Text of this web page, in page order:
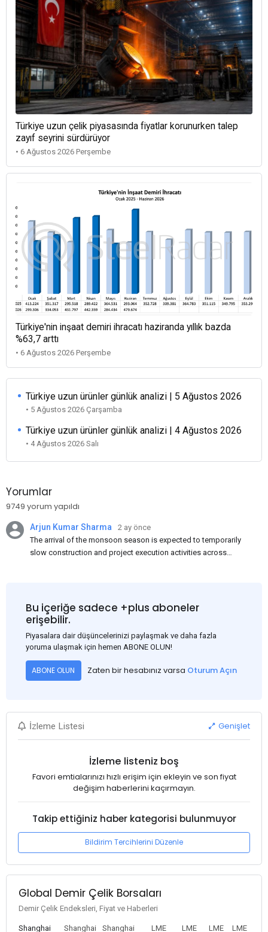
Türkiye uzun çelik piyasasında fiyatlar korunurken talep
zayıf seyrini sürdürüyor
• 6 Ağustos 2026 Perşembe
Türkiye'nin inşaat demiri ihracatı haziranda yıllık bazda
%63,7 arttı
• 6 Ağustos 2026 Perşembe
Türkiye uzun ürünler günlük analizi | 5 Ağustos 2026
• 5 Ağustos 2026 Çarşamba
Türkiye uzun ürünler günlük analizi | 4 Ağustos 2026
• 4 Ağustos 2026 Salı
Yorumlar
9749 yorum yapıldı
Arjun Kumar Sharma
2 ay önce
The arrival of the monsoon season is expected to temporarily
slow construction and project execution activities across
and rural construction projects is expected to provide support
to the market despite seasonal disruptions caused by heavy
rainfall.
Bu içeriğe sadece +plus aboneler
erişebilir.
Piyasalara dair düşüncelerinizi paylaşmak ve daha fazla
yoruma ulaşmak için hemen ABONE OLUN!
ABONE OLUN Zaten bir hesabınız varsa Oturum Açın
İzleme Listesi Genişlet
İzleme listeniz boş
Favori emtialarınızı hızlı erişim için ekleyin ve son fiyat
değişim haberlerini kaçırmayın.
Takip ettiğiniz haber kategorisi bulunmuyor
Bildirim Tercihlerini Düzenle
Global Demir Çelik Borsaları
Demir Çelik Endeksleri, Fiyat ve Haberleri
Shanghai
Shanghai
Shanghai
LME
LME
LME
LME